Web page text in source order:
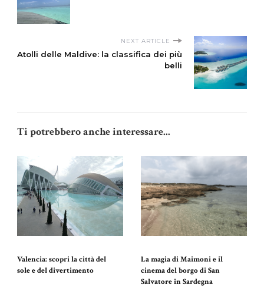
NEXT ARTICLE
Atolli delle Maldive: la classifica dei più
belli
Ti potrebbero anche interessare...
Valencia: scopri la città del
sole e del divertimento
La magia di Maimoni e il
cinema del borgo di San
Salvatore in Sardegna